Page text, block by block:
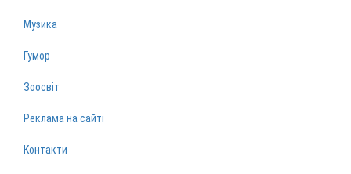
Музика
Гумор
Зоосвіт
Реклама на сайті
Контакти